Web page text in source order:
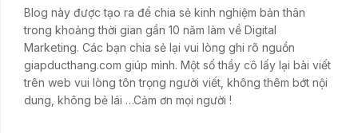
Blog này được tạo ra để chia sẻ kinh nghiệm bản thân
trong khoảng thời gian gần 10 năm làm về Digital
Marketing. Các bạn chia sẻ lại vui lòng ghi rõ nguồn
giapducthang.com giúp mình. Một số thầy cô lấy lại bài viết
trên web vui lòng tôn trọng người viết, không thêm bớt nội
dung, không bẻ lái …Cảm ơn mọi người !